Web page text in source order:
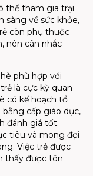
thể tham gia trại
sàng về sức khỏe,
còn phụ thuộc
nên cân nhắc
phù hợp với
là cực kỳ quan
có kế hoạch tổ
bằng cấp giáo dục,
đánh giá tốt.
tiêu và mong đợi
. Việc trẻ được
thấy được tôn